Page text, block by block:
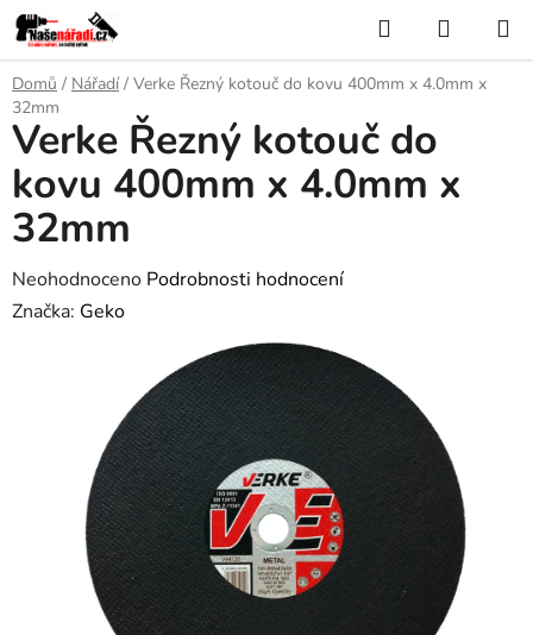
Přejít
na
obsah
Hledat
KOŠÍK
Domů / Nářadí / Verke Řezný kotouč do kovu 400mm x 4.0mm x
32mm
Verke Řezný kotouč do
kovu 400mm x 4.0mm x
32mm
Průměrné
hodnocení
hvězdiček.
Neohodnoceno Podrobnosti hodnocení
Značka: Geko